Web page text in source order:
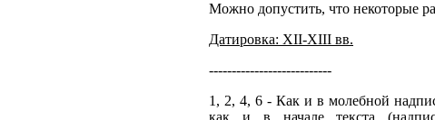
Можно допустить, что некоторые
Датировка: XII-XIII вв.
---------------------------
1, 2, 4, 6 - Как и в молебной
как и в начале текста